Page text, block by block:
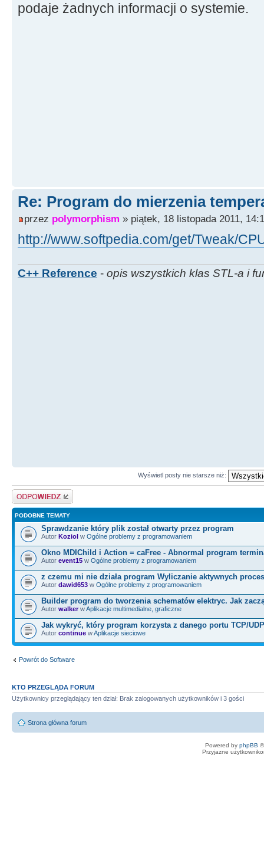
podaje żadnych informacji o systemie.
Re: Program do mierzenia
przez polymorphism » piątek, 18 listopada 2011,
http://www.softpedia.com/get/Tweak/
C++ Reference - opis wszystkich klas STL-a i
Wyświetl posty nie starsze niż:
Odpowiedz
PODOBNE TEMATY
Sprawdzanie który plik został otwarty przez program
Autor Koziol w Ogólne problemy z programowaniem
Okno MDIChild i Action = caFree - Abnormal program
Autor event15 w Ogólne problemy z programowaniem
z czemu mi nie działa program Wyliczanie aktywnych
Autor dawid653 w Ogólne problemy z programowaniem
Builder program do tworzenia schematów elektryc. Jak
Autor walkerwAplikacje multimedialne, graficzne
Jak wykryć, który program korzysta z danego portu TCP/UDP
Autor continue wAplikacje sieciowe
Powrót do Software
KTO PRZEGLĄDA FORUM
Użytkownicy przeglądający ten dział: Brak zalogowanych użytkowników i 3 gości
Strona główna forum
Powered by phpBB
Przyjazne